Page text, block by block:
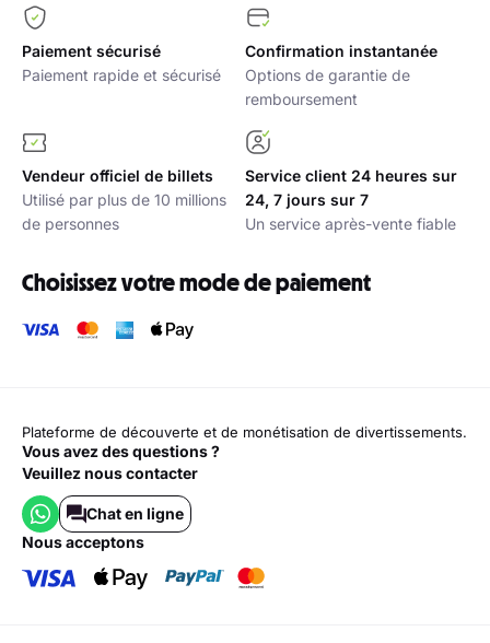
Paiement sécurisé
Paiement rapide et sécurisé
Confirmation instantanée
Options de garantie de
remboursement
Vendeur officiel de billets
Utilisé par plus de 10 millions
de personnes
Service client 24 heures sur
24, 7 jours sur 7
Un service après-vente fiable
Choisissez votre mode de paiement
Plateforme de découverte et de monétisation de divertissements.
Vous avez des questions ?
Veuillez nous contacter
Chat en ligne
nous acceptons